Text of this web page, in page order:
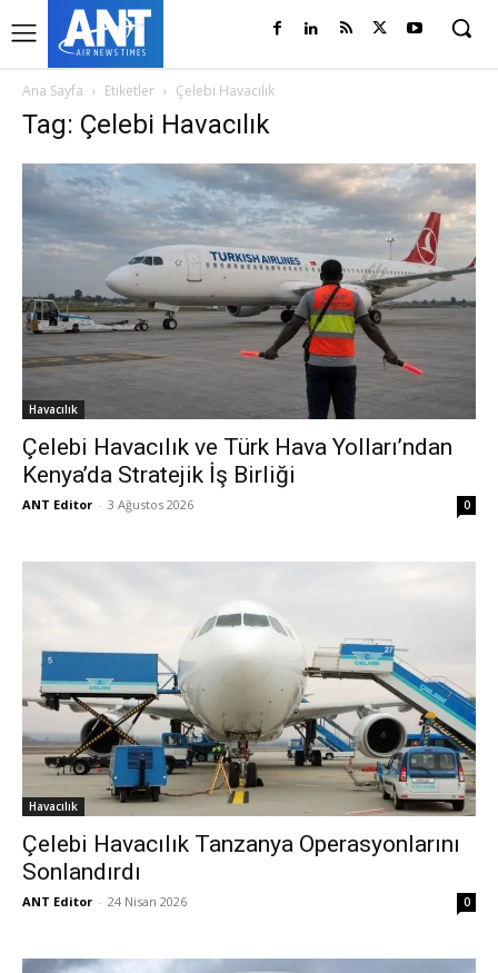
Ana Sayfa Etiketler Çelebi Havacılık
Tag: Çelebi Havacılık
Havacılık
Çelebi Havacılık ve Türk Hava Yolları’ndan
Kenya’da Stratejik İş Birliği
ANT Editor - 3 Ağustos 2026 0
Havacılık
Çelebi Havacılık Tanzanya Operasyonlarını
Sonlandırdı
ANT Editor - 24 Nisan 2026 0